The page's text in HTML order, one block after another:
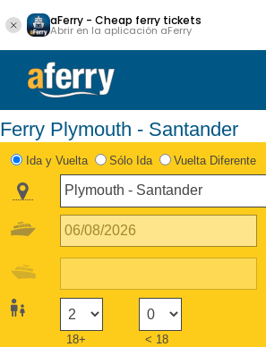
aFerry - Cheap ferry tickets
Abrir en la aplicación aFerry
Ferry Plymouth - Santander
Ida y Vuelta Sólo Ida Vuelta Diferente
18+ < 18